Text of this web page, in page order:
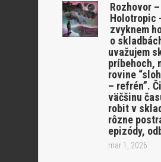
Rozhovor –
Holotropic
zvyknem
o
uvažujem
príbehoch,
rovine
– refrén”.
väčšinu
robit v
rôzne
epizódy,
mar 1, 2026